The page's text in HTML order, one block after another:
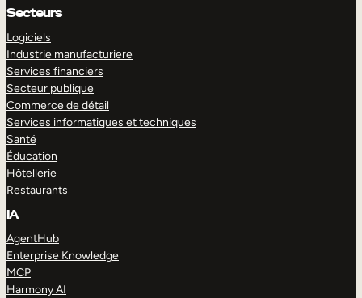
Secteurs
Logiciels
Industrie manufacturiere
Services financiers
Secteur publique
Commerce de détail
Services informatiques et techniques
Santé
Éducation
Hôtellerie
Restaurants
IA
AgentHub
Enterprise Knowledge
MCP
Harmony AI